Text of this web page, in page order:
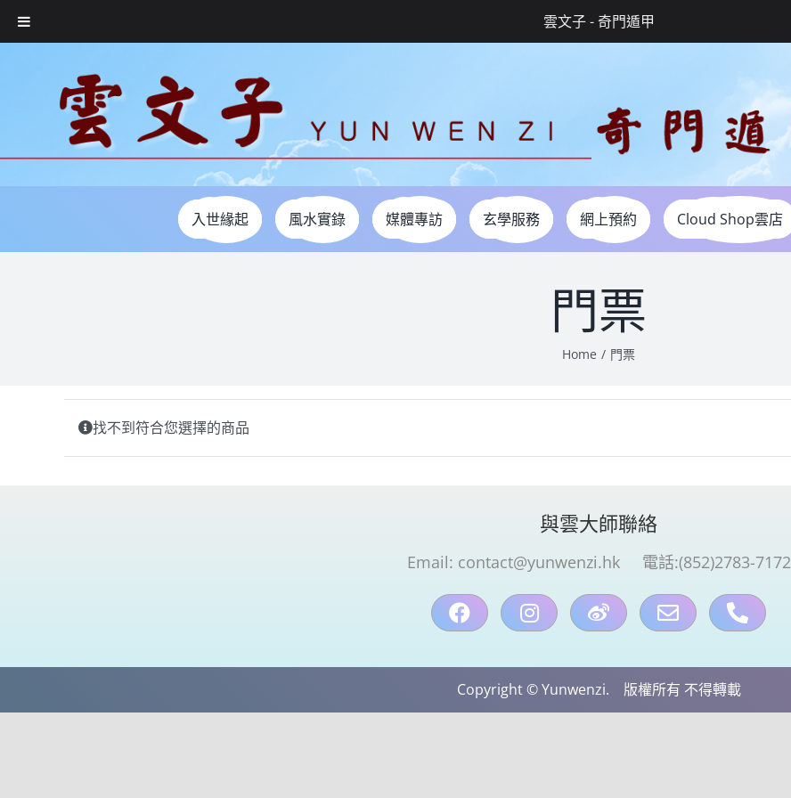
雲文子 - 奇門遁甲
入世緣起 風水實錄 媒體專訪 玄學服務 網上預約 Cloud Shop雲店
門票
Home 門票
找不到符合您選擇的商品
與雲大師聯絡
Email: contact@yunwenzi.hk電話:(852)2783-7172
Copyright © Yunwenzi. 版權所有 不得轉載